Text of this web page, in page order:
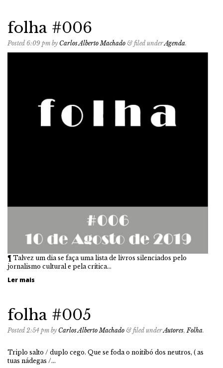
folha #006
Posted 6:09 pm by Carlos Alberto Machado & filed underAgenda.
¶ Talvez um dia se faça uma lista de livros silenciados pelo
jornalismo cultural e pela crítica…
Ler mais
folha #005
Posted 2:54 pm by Carlos Alberto Machado & filed underAutores,Folha.
Triplo salto / duplo cego. Que se foda o noitibó dos neutros, ( as
tuas nádegas /…